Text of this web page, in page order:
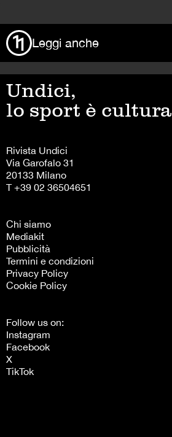
Leggi anche
Undici,
lo sport è cultura
Rivista Undici
Via Garofalo 31
20133 Milano
T +39 02 36504651
Chi siamo
Mediakit
Pubblicità
Termini e condizioni
Privacy Policy
Cookie Policy
Follow us on:
Instagram
Facebook
X
TikTok